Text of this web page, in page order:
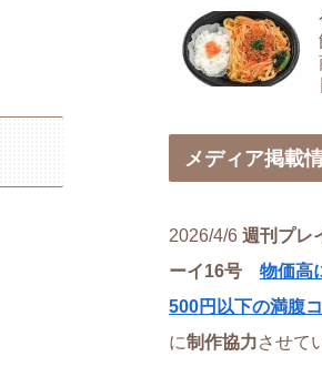
メディア掲載
2026/4/6 週刊プレ
ーイ16号 物価高
500円以下の満腹
に制作協力させて